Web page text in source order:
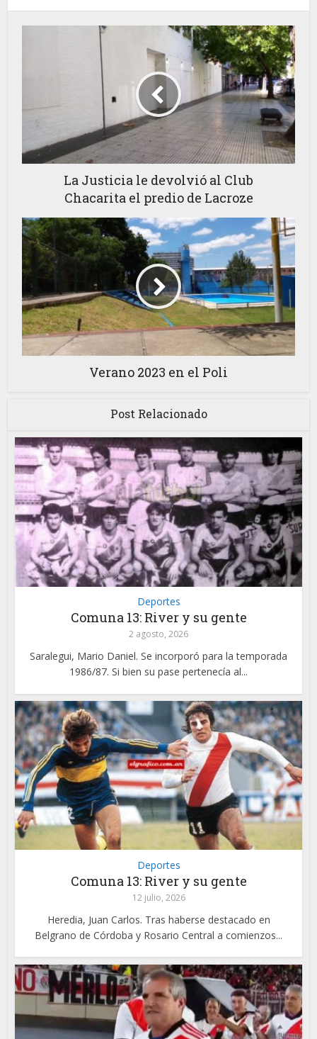
La Justicia le devolvió al Club
Chacarita el predio de Lacroze
Verano 2023 en el Poli
Post Relacionado
Deportes
Comuna 13: River y su gente
2 agosto, 2026
Saralegui, Mario Daniel. Se incorporó para la temporada
1986/87. Si bien su pase pertenecía al...
Deportes
Comuna 13: River y su gente
12 julio, 2026
Heredia, Juan Carlos. Tras haberse destacado en
Belgrano de Córdoba y Rosario Central a comienzos...